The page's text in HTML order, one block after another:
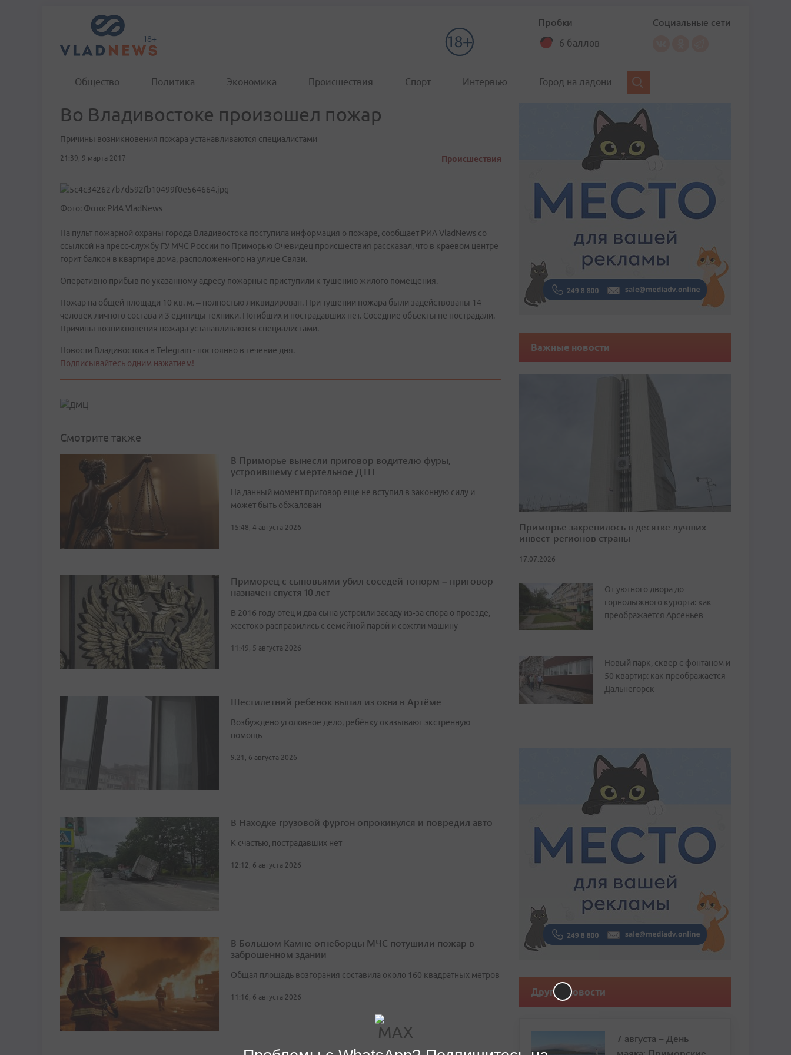
Пробки
6 баллов
Социальные сети
Общество Политика Экономика Происшествия Спорт Интервью Город на ладони
Во Владивостоке произошел пожар
Причины возникновения пожара устанавливаются специалистами
21:39, 9 марта 2017 Происшествия
Фото: Фото: РИА VladNews
На пульт пожарной охраны города Владивостока поступила информация о пожаре, сообщает РИА VladNews со
ссылкой на пресс-службу ГУ МЧС России по Приморью Очевидец происшествия рассказал, что в краевом центре
горит балкон в квартире дома, расположенного на улице Связи.
Оперативно прибыв по указанному адресу пожарные приступили к тушению жилого помещения.
Пожар на общей площади 10 кв. м. – полностью ликвидирован. При тушении пожара были задействованы 14
человек личного состава и 3 единицы техники. Погибших и пострадавших нет. Соседние объекты не пострадали.
Причины возникновения пожара устанавливаются специалистами.
Новости Владивостока в Telegram - постоянно в течение дня.
Подписывайтесь одним нажатием!
Смотрите также
В Приморье вынесли приговор водителю фуры,
устроившему смертельное ДТП
На данный момент приговор еще не вступил в законную силу и
может быть обжалован
15:48, 4 августа 2026
Приморец с сыновьями убил соседей топорм – приговор
назначен спустя 10 лет
В 2016 году отец и два сына устроили засаду из‑за спора о проезде,
жестоко расправились с семейной парой и сожгли машину
11:49, 5 августа 2026
Шестилетний ребенок выпал из окна в Артёме
Возбуждено уголовное дело, ребёнку оказывают экстренную
помощь
9:21, 6 августа 2026
В Находке грузовой фургон опрокинулся и повредил авто
К счастью, пострадавших нет
12:12, 6 августа 2026
В Большом Камне огнеборцы МЧС потушили пожар в
заброшенном здании
Общая площадь возгорания составила около 160 квадратных метров
11:16, 6 августа 2026
Важные новости
Приморье закрепилось в десятке лучших
инвест-регионов страны
17.07.2026
От уютного двора до
горнолыжного курорта: как
преображается Арсеньев
Новый парк, сквер с фонтаном и
50 квартир: как преображается
Дальнегорск
Другие новости
7 августа – День